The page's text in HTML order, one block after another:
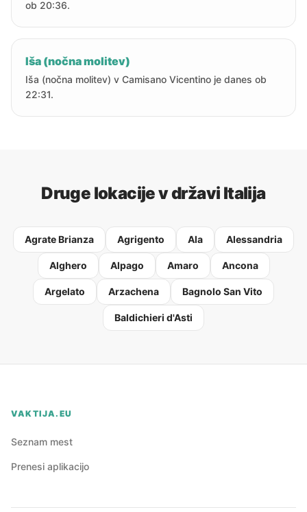
ob 20:36.
Iša (nočna molitev)
Iša (nočna molitev) v Camisano Vicentino je danes ob
22:31.
Druge lokacije v državi Italija
Agrate Brianza Agrigento Ala Alessandria
Alghero Alpago Amaro Ancona
Argelato Arzachena Bagnolo San Vito
Baldichieri d'Asti
VAKTIJA.EU
Seznam mest
Prenesi aplikacijo